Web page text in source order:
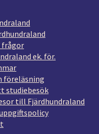
frågor
ek. för.
föreläsning
studiebesök
till Fjärdhundraland